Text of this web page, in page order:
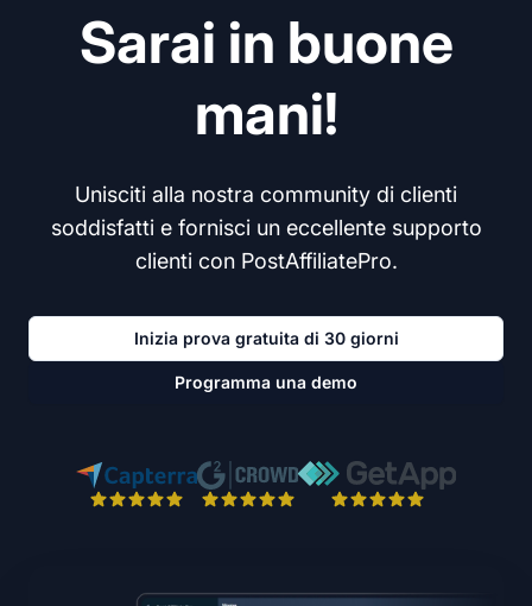
Sarai in buone
mani!
Unisciti alla nostra community di clienti
soddisfatti e fornisci un eccellente supporto
clienti con PostAffiliatePro.
Inizia prova gratuita di 30 giorni
Programma una demo